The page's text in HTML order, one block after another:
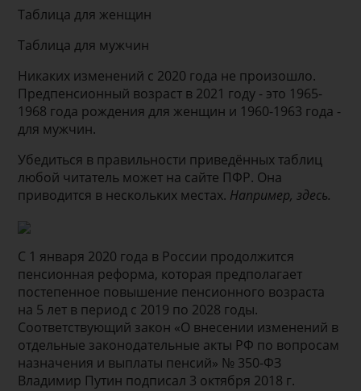
Таблица для женщин
Таблица для мужчин
Никаких изменений с 2020 года не произошло.
Предпенсионный возраст в 2021 году - это 1965-
1968 года рождения для женщин и 1960-1963 года -
для мужчин.
Убедиться в правильности приведённых таблиц
любой читатель может на сайте ПФР. Она
приводится в нескольких местах. Например, здесь.
С 1 января 2020 года в России продолжится
пенсионная реформа, которая предполагает
постепенное повышение пенсионного возраста
на 5 лет в период с 2019 по 2028 годы.
Соответствующий закон «О внесении изменений в
отдельные законодательные акты РФ по вопросам
назначения и выплаты пенсий» № 350-ФЗ
Владимир Путин подписал 3 октября 2018 г.